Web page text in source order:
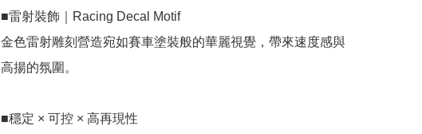
■雷射裝飾｜Racing Decal Motif
金色雷射雕刻營造宛如賽車塗裝般的華麗視覺，帶來速度感與
高揚的氛圍。
■穩定 × 可控 × 高再現性